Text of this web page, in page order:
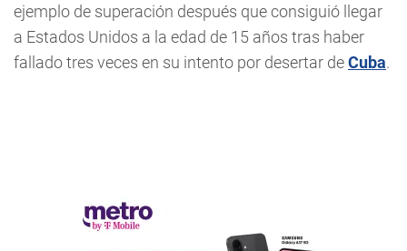
ejemplo de superación después que consiguió llegar
a Estados Unidos a la edad de 15 años tras haber
fallado tres veces en su intento por desertar deCuba.